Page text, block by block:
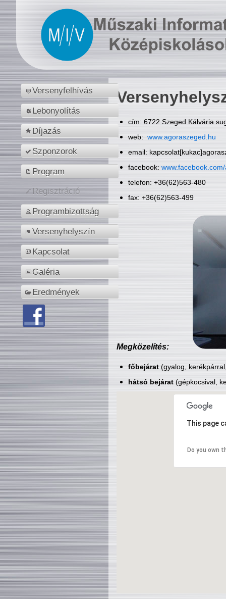
Versenyfelhívás
Lebonyolítás
Díjazás
Szponzorok
Program
Regisztráció
Programbizottság
Versenyhelyszín
Kapcsolat
Galéria
Eredmények
cím: 6722 Szeged Kálvária
web: www.agoraszeged.hu
email:
facebook:
telefon: +36(62)563-480
fax: +36(62)563-499
Megközelítés:
főbejárat(gyalog,
hátsó bejárat(gépkocsival,
This page
Do you own